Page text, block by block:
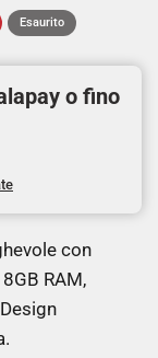
Esaurito
o fino
con
RAM,